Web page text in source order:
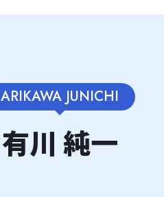
ARIKAWA JUNICHI
有川 純一